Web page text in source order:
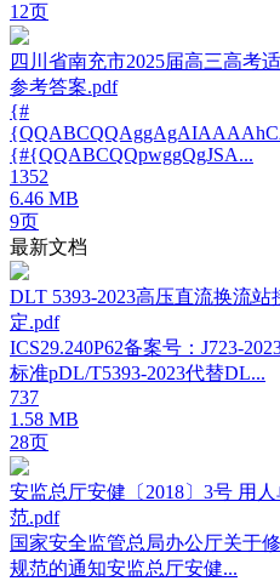
12页
四川省南充市2025届高三高考
参考答案.pdf
{#
{#{QQABCQQpwggQgJSA...
1352
6.46 MB
9页
最新文档
DLT 5393-2023高压直流换流
定.pdf
ICS29.240P62备案号：J723-
标准pDL/T5393-2023代替DL...
737
1.58 MB
28页
安监总厅安健〔2018〕3号 用
范.pdf
国家安全监管总局办公厅关于
规范的通知安监总厅安健...